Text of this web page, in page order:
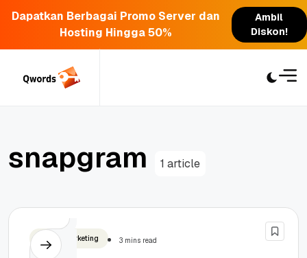
Dapatkan Berbagai Promo Server dan
Hosting Hingga 50%
Ambil
Diskon!
snapgram 1 article
Digital Marketing 3 mins read